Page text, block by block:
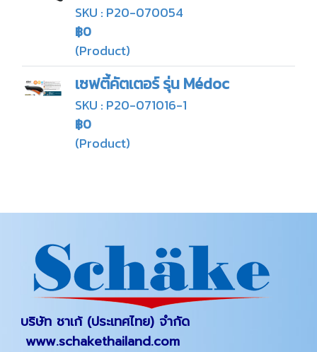
SKU : P20-070054
฿0
(Product)
เซฟตี้คัตเตอร์ รุ่น Médoc
SKU : P20-071016-1
฿0
(Product)
บริษัท ชาเก้ (ประเทศไทย) จำกัด
www.schakethailand.com